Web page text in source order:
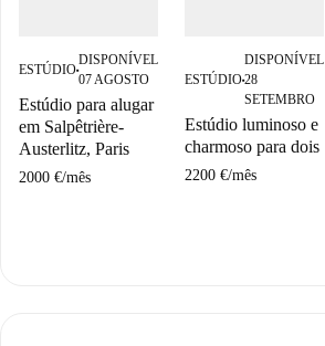
ESTÚDIO■
DISPONÍVEL
07 AGOSTO
Estúdio para alugar
em Salpêtrière-
Austerlitz, Paris
2000 €/mês
ESTÚDIO■
DISPONÍVEL
28
SETEMBRO
Estúdio luminoso e
charmoso para dois
2200 €/mês